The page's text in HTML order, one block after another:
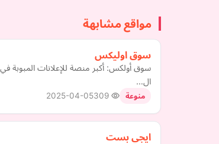
مواقع مشابهة
سوق اوليكس
سوق أولكس: أكبر منصة للإعلانات المبوبة
ال…
منوعة 2025-04-05
ايجي بست